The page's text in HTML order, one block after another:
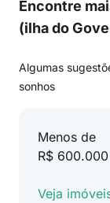
Encontre
(ilha do
Algumas
sonhos
Menos de
R$ 600.000
Veja